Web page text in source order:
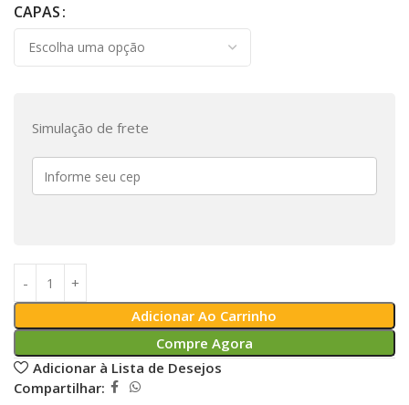
CAPAS
Simulação de frete
Adicionar Ao Carrinho
Compre Agora
Adicionar à Lista de Desejos
Compartilhar: